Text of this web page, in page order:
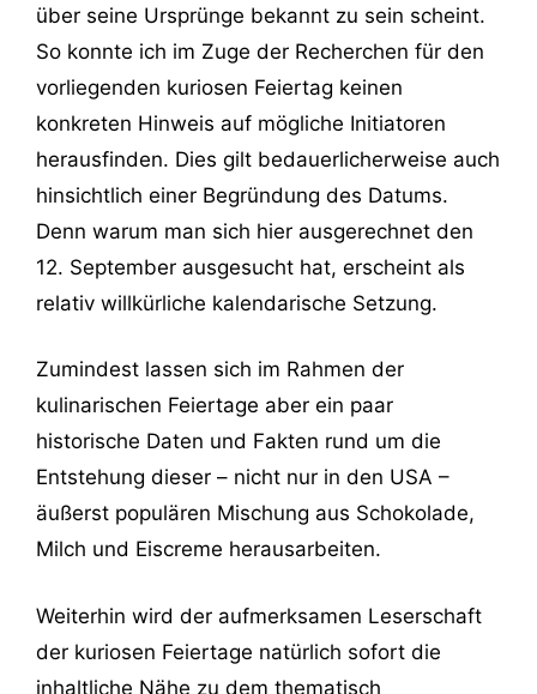
über seine Ursprünge bekannt zu sein scheint.
So konnte ich im Zuge der Recherchen für den
vorliegenden kuriosen Feiertag keinen
konkreten Hinweis auf mögliche Initiatoren
herausfinden. Dies gilt bedauerlicherweise auch
hinsichtlich einer Begründung des Datums.
Denn warum man sich hier ausgerechnet den
12. September ausgesucht hat, erscheint als
relativ willkürliche kalendarische Setzung.
Zumindest lassen sich im Rahmen der
kulinarischen Feiertage aber ein paar
historische Daten und Fakten rund um die
Entstehung dieser – nicht nur in den USA –
äußerst populären Mischung aus Schokolade,
Milch und Eiscreme herausarbeiten.
Weiterhin wird der aufmerksamen Leserschaft
der kuriosen Feiertage natürlich sofort die
inhaltliche Nähe zu dem thematisch